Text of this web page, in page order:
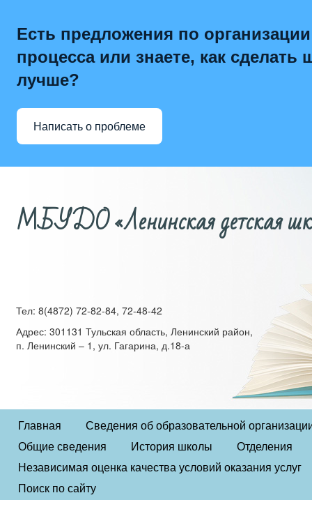
Есть предложения по
процесса или знаете, как сделать
лучше?
Написать о проблеме
МБУДО «Ленинская детская
Тел: 8(4872) 72-82-84, 72-48-42
Адрес: 301131 Тульская область, Ленинский район,
п. Ленинский – 1, ул. Гагарина, д.18-а
Главная
Сведения об образовательной
Общие сведения
История школы
Отделения
Независимая оценка качества условий оказания услуг
Поиск по сайту